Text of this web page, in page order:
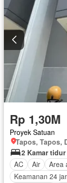
Rp 1,30M
Proyek Satuan
Tapos, Tapos,
2 Kamar tidur
AC
Air Area
Keamanan 24